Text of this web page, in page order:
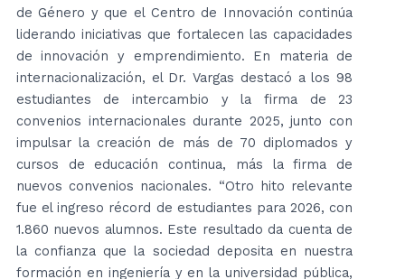
de Género y que el Centro de Innovación continúa
liderando iniciativas que fortalecen las capacidades
de innovación y emprendimiento. En materia de
internacionalización, el Dr. Vargas destacó a los 98
estudiantes de intercambio y la firma de 23
convenios internacionales durante 2025, junto con
impulsar la creación de más de 70 diplomados y
cursos de educación continua, más la firma de
nuevos convenios nacionales. “Otro hito relevante
fue el ingreso récord de estudiantes para 2026, con
1.860 nuevos alumnos. Este resultado da cuenta de
la confianza que la sociedad deposita en nuestra
formación en ingeniería y en la universidad pública,